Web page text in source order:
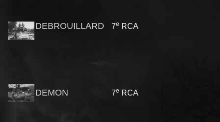
DEBROUILLARD 7e RCA
DEMON 7e RCA